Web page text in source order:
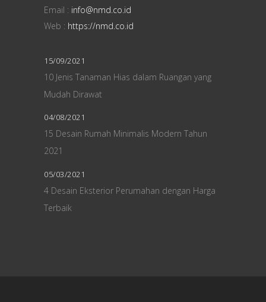
Email : info@nmd.co.id
Web : https://nmd.co.id
15/09/2021
10 Jenis Tanaman Hias dalam Ruangan yang
Mudah Dirawat
04/08/2021
15 Desain Rumah Minimalis Modern Tahun
2021
05/03/2021
4 Desain Eksterior Perumahan dengan Harga
Terbaik